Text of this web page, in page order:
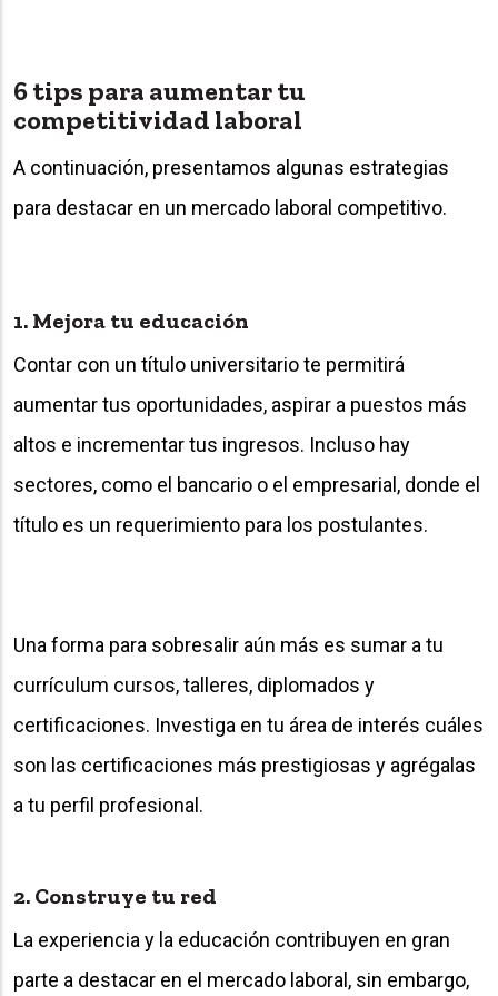
6 tips para aumentar tu
competitividad laboral
A continuación, presentamos algunas estrategias
para destacar en un mercado laboral competitivo.
1. Mejora tu educación
Contar con un título universitario te permitirá
aumentar tus oportunidades, aspirar a puestos más
altos e incrementar tus ingresos. Incluso hay
sectores, como el bancario o el empresarial, donde el
título es un requerimiento para los postulantes.
Una forma para sobresalir aún más es sumar a tu
currículum cursos, talleres, diplomados y
certificaciones. Investiga en tu área de interés cuáles
son las certificaciones más prestigiosas y agrégalas
a tu perfil profesional.
2. Construye tu red
La experiencia y la educación contribuyen en gran
parte a destacar en el mercado laboral, sin embargo,